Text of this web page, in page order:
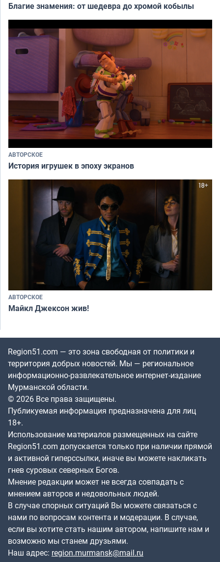
Благие знамения: от шедевра до хромой кобылы
АВТОРСКОЕ
История игрушек в эпоху экранов
АВТОРСКОЕ
Майкл Джексон жив!
Region51.com — это зона свободная от политики и
территория добрых новостей. Мы — региональное
информационно-развлекательное интернет-издание
Мурманской области.
© 2026 Все права защищены.
Публикуемая информация предназначена для лиц
18+.
Использование материалов размещенных на сайте
Region51.com допускается только при наличии прямой
и активной гиперссылки, иначе вы можете накликать
гнев суровых северных Богов.
Мнение редакции может не всегда совпадать с
мнением авторов и недовольных людей.
В случае спорных ситуаций Вы можете связаться с
нами по вопросам контента и модерации. В случае,
если вы хотите стать нашим автором, напишите нам и
возможно мы станем друзьями.
Наш адрес: region.murmansk@mail.ru